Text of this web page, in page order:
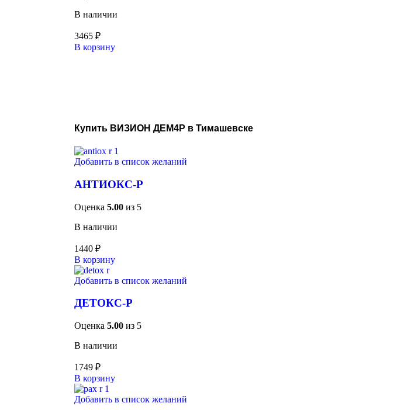
В наличии
3465 ₽
В корзину
Купить ВИЗИОН ДЕМ4Р в Тимашевске
Добавить в список желаний
АНТИОКС-Р
Оценка 5.00 из 5
В наличии
1440 ₽
В корзину
Добавить в список желаний
ДЕТОКС-Р
Оценка 5.00 из 5
В наличии
1749 ₽
В корзину
Добавить в список желаний